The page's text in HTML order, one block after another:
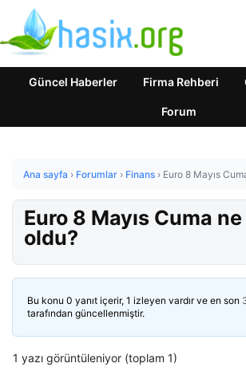
Güncel Haberler Firma Rehberi
Forum
Ana sayfa › Forumlar › Finans › Euro 8 Mayıs
Euro 8 Mayıs Cuma
oldu?
Bu konu 0 yanıt içerir, 1 izleyen vardır ve en son
tarafından güncellenmiştir.
1 yazı görüntüleniyor (toplam 1)